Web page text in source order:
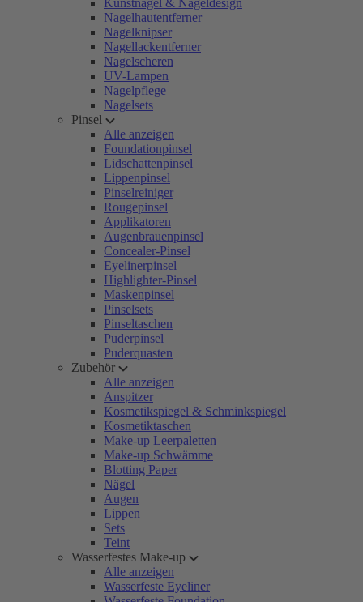
Kunstnägel & Nageldesign
Nagelhautentferner
Nagelknipser
Nagellackentferner
Nagelscheren
UV-Lampen
Nagelpflege
Nagelsets
Pinsel
Alle anzeigen
Foundationpinsel
Lidschattenpinsel
Lippenpinsel
Pinselreiniger
Rougepinsel
Applikatoren
Augenbrauenpinsel
Concealer-Pinsel
Eyelinerpinsel
Highlighter-Pinsel
Maskenpinsel
Pinselsets
Pinseltaschen
Puderpinsel
Puderquasten
Zubehör
Alle anzeigen
Anspitzer
Kosmetikspiegel & Schminkspiegel
Kosmetiktaschen
Make-up Leerpaletten
Make-up Schwämme
Blotting Paper
Nägel
Augen
Lippen
Sets
Teint
Wasserfestes Make-up
Alle anzeigen
Wasserfeste Eyeliner